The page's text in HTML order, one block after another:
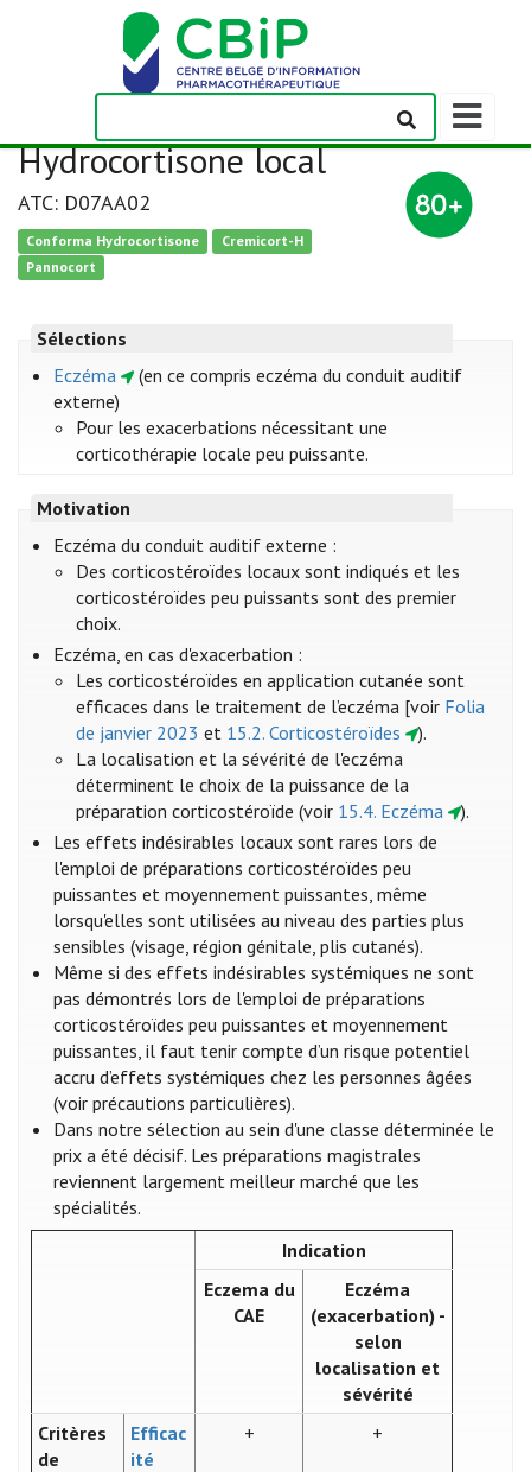
Afficher/
la
de
navigation
Hydrocortisone local
ATC: D07AA02
Conforma Hydrocortisone
Cremicort-H
Pannocort
Sélections
Eczéma
(en ce compris eczéma du conduit auditif
externe)
Pour les exacerbations nécessitant une
corticothérapie locale peu puissante.
Motivation
Eczéma du conduit auditif externe :
Des corticostéroïdes locaux sont indiqués et les
corticostéroïdes peu puissants sont des premier
choix.
Eczéma, en cas d'exacerbation :
Les corticostéroïdes en application cutanée sont
efficaces dans le traitement de l’eczéma [voir Folia
de janvier 2023 et 15.2. Corticostéroïdes
).
La localisation et la sévérité de l'eczéma
déterminent le choix de la puissance de la
préparation corticostéroïde (voir 15.4. Eczéma
).
Les effets indésirables locaux sont rares lors de
l'emploi de préparations corticostéroïdes peu
puissantes et moyennement puissantes, même
lorsqu'elles sont utilisées au niveau des parties plus
sensibles (visage, région génitale, plis cutanés).
Même si des effets indésirables systémiques ne sont
pas démontrés lors de l'emploi de préparations
corticostéroïdes peu puissantes et moyennement
puissantes, il faut tenir compte d’un risque potentiel
accru d’effets systémiques chez les personnes âgées
(voir précautions particulières).
Dans notre sélection au sein d'une classe déterminée le
prix a été décisif. Les préparations magistrales
reviennent largement meilleur marché que les
spécialités.
Indication
Eczema du
CAE
Eczéma
(exacerbation) -
selon
localisation et
sévérité
Critères
de
Efficac
ité
+ +